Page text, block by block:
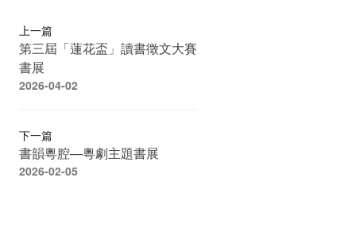
上一篇
第三屆「蓮花盃」讀書徵文大賽
書展
2026-04-02
下一篇
書韻粵腔—粵劇主題書展
2026-02-05